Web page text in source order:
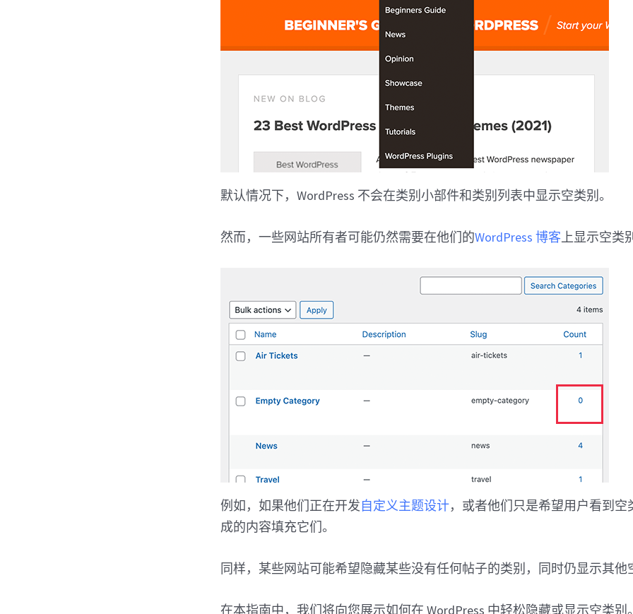
默认情况下，WordPress 不会在类别小部件和类别列表中显示空类别。
然而，一些网站所有者可能仍然需要在他们的WordPress 博客上显示空类
例如，如果他们正在开发自定义主题设计，或者他们只是希望用户看到空
成的内容填充它们。
同样，某些网站可能希望隐藏某些没有任何帖子的类别，同时仍显示其他
在本指南中，我们将向您展示如何在 WordPress 中轻松隐藏或显示空类别